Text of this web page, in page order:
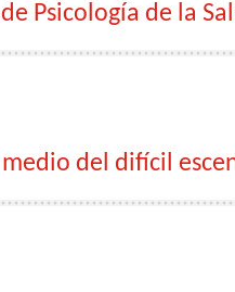
Psicología de la
del difícil